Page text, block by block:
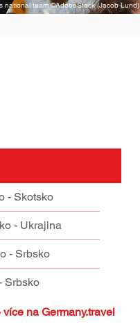
national team ©AdobeStock (Jacob Lund)
- Skotsko
- Ukrajina
- Srbsko
Srbsko
více na Germany.travel